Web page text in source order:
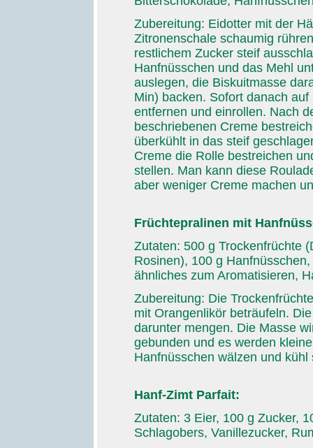
Zubereitung: Eidotter mit der
Zitronenschale schaumig
restlichem Zucker steif
Hanfnüsschen und das Mehl
auslegen, die Biskuitmasse
Min) backen. Sofort danach
entfernen und einrollen. Nach
beschriebenen Creme
überkühlt in das steif
Creme die Rolle bestreichen
stellen. Man kann diese
aber weniger Creme machen
Früchtepralinen mit
Zutaten: 500 g Trockenfrüchte
Rosinen), 100 g
ähnliches zum Aromatisieren,
Zubereitung: Die
mit Orangenlikör beträufeln.
darunter mengen. Die Masse
gebunden und es werden
Hanfnüsschen wälzen und kühl
Hanf-Zimt Parfait:
Zutaten: 3 Eier, 100 g Zucker,
Schlagobers, Vanillezucker,